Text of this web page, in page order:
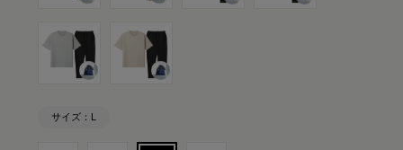
サイズ：L